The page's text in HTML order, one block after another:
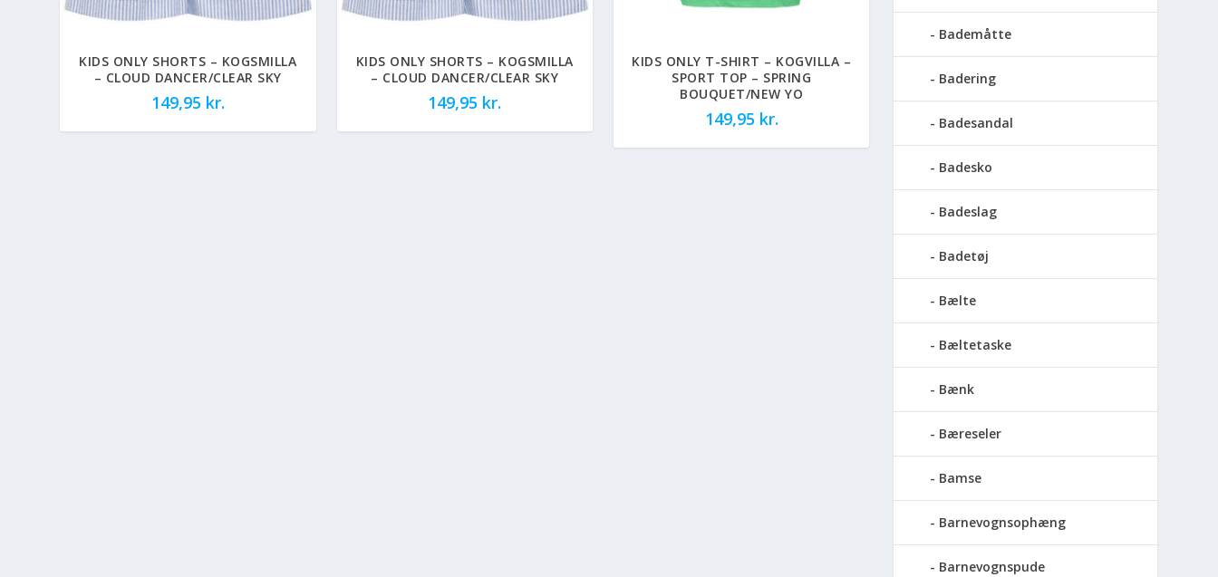
KIDS ONLY SHORTS – KOGSMILLA
– CLOUD DANCER/CLEAR SKY
149,95 kr.
KIDS ONLY SHORTS – KOGSMILLA
– CLOUD DANCER/CLEAR SKY
149,95 kr.
KIDS ONLY T-SHIRT – KOGVILLA –
SPORT TOP – SPRING
BOUQUET/NEW YO
149,95 kr.
Bademåtte
Badering
Badesandal
Badesko
Badeslag
Badetøj
Bælte
Bæltetaske
Bænk
Bæreseler
Bamse
Barnevognsophæng
Barnevognspude